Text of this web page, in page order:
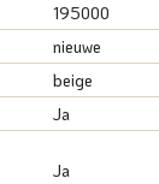
195000
nieuwe
beige
Ja
Ja